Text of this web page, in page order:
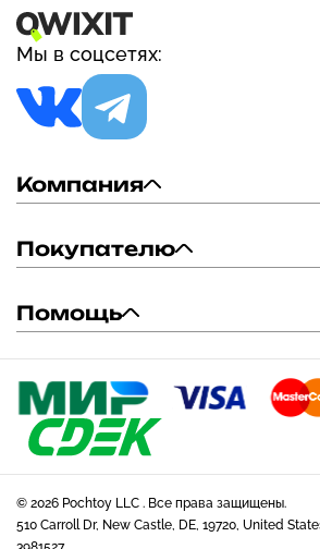
Мы в соцсетях:
Компания
Покупателю
Помощь
© 2026 Pochtoy LLC . Все права защищены.
510 Carroll Dr, New Castle, DE, 19720, United